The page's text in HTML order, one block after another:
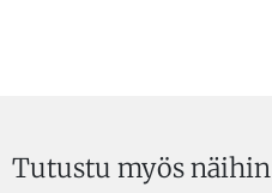
Tutustu myös näihin